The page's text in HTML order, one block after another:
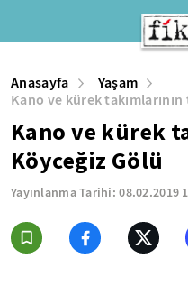
Anasayfa
Yaşam
Kano ve kürek
Kano ve kürek
Köyceğiz Gölü
Yayınlanma Tarihi:08.02.2019